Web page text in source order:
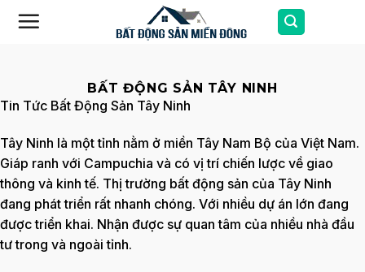
BẤT ĐỘNG SẢN TÂY NINH
Tin Tức Bất Động Sản Tây Ninh
Tây Ninh là một tỉnh nằm ở miền Tây Nam Bộ của Việt Nam.
Giáp ranh với Campuchia và có vị trí chiến lược về giao
thông và kinh tế. Thị trường bất động sản của Tây Ninh
đang phát triển rất nhanh chóng. Với nhiều dự án lớn đang
được triển khai. Nhận được sự quan tâm của nhiều nhà đầu
tư trong và ngoài tỉnh.